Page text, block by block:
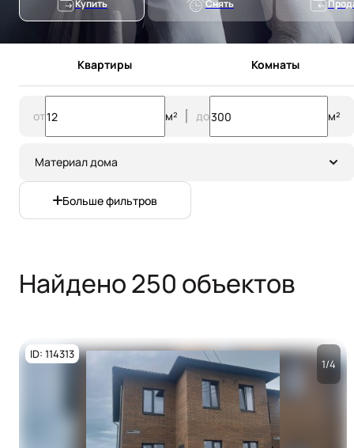
Купить Снять
Квартиры Комнаты
от м² до м²
Материал дома
Больше фильтров
Найдено 250 объектов
Посмотреть все
ID: 114313
1/4